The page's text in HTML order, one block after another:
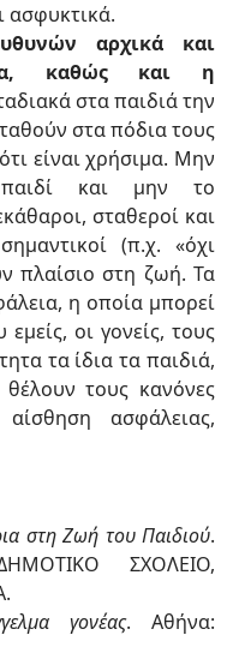
ασφυκτικά.
αρχικά και
καθώς και η
στα παιδιά την
στα πόδια τους
είναι χρήσιμα. Μην
παιδί και μην το
σταθεροί και
(π.χ. «όχι
πλαίσιο στη ζωή. Τα
η οποία μπορεί
οι γονείς, τους
τα ίδια τα παιδιά,
τους κανόνες
ασφάλειας,
στη Ζωή του Παιδιού.
ΣΧΟΛΕΙΟ,
γονέας. Αθήνα: